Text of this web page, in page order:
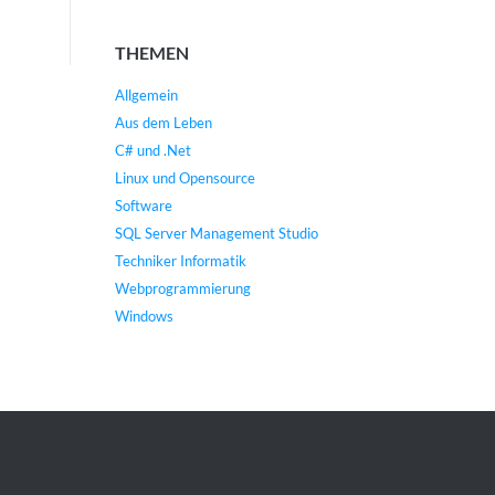
THEMEN
Allgemein
Aus dem Leben
C# und .Net
Linux und Opensource
Software
SQL Server Management Studio
Techniker Informatik
Webprogrammierung
Windows